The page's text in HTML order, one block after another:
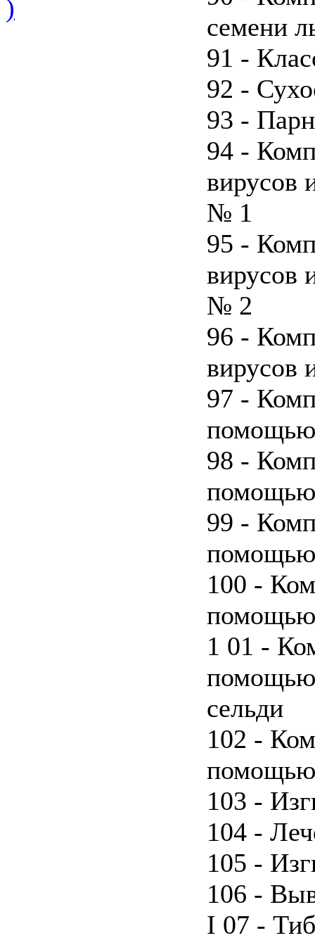
)
семени
91 -
92 -
93 -
94 -
вирусов
№ 1
95 -
вирусов
№ 2
96 -
вирусов
97 -
помощью
98 -
помощью
99 -
помощью
100 -
1 01 -
помощью
сельди
102 -
помощью
103 -
104 -
105 -
106 -
I 07 -